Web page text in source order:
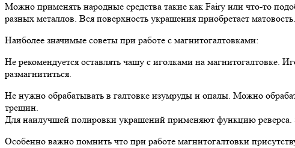
Можно применять народные средства такие как Fairy или что-то
разных металлов. Вся поверхность украшения приобретает матовость.
Наиболее значимые советы при работе с магнитогалтовками:
Не рекомендуется оставлять чашу с иголками на магнитогалтовке.
размагнититься.
Не нужно обрабатывать в галтовке изумруды и опалы. Можно
трещин.
Для наилучшей полировки украшений применяют функцию реверса.
Особенно важно помнить что при работе магнитогалтовки